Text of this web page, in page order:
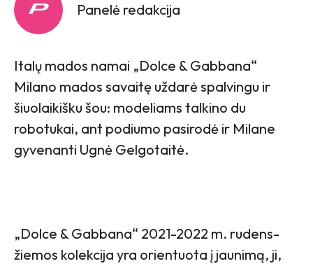
Panelė redakcija
Italų mados namai „Dolce & Gabbana“
Milano mados savaitę uždarė spalvingu ir
šiuolaikišku šou: modeliams talkino du
robotukai, ant podiumo pasirodė ir Milane
gyvenanti Ugnė Gelgotaitė.
„Dolce & Gabbana“ 2021-2022 m. rudens-
žiemos kolekcija yra orientuota į jaunimą, ji,